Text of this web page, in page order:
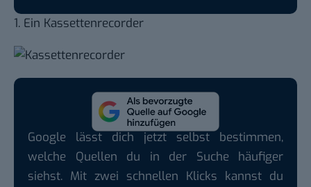
1. Ein Kassettenrecorder
Google lässt dich jetzt selbst bestimmen,
welche Quellen du in der Suche häufiger
siehst. Mit zwei schnellen Klicks kannst du